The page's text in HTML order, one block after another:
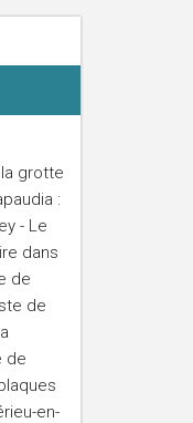
grotte
:
- Le
dans
de
de
de
en-